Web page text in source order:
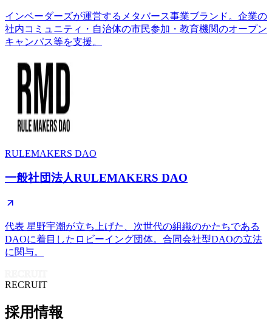
インベーダーズが運営するメタバース事業ブランド。企業の
社内コミュニティ・自治体の市民参加・教育機関のオープン
キャンパス等を支援。
RULEMAKERS DAO
一般社団法人RULEMAKERS DAO
代表 星野宇潮が立ち上げた、次世代の組織のかたちである
DAOに着目したロビーイング団体。合同会社型DAOの立法
に関与。
RECRUIT
採用情報